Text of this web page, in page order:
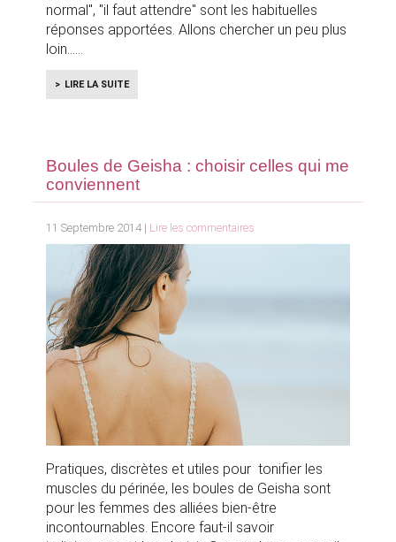
normal", "il faut attendre" sont les habituelles
réponses apportées. Allons chercher un peu plus
loin...
LIRE LA SUITE
Boules de Geisha : choisir celles qui me
conviennent
11 Septembre 2014 | Lire les commentaires
Pratiques, discrètes et utiles pour tonifier les
muscles du périnée, les boules de Geisha sont
pour les femmes des alliées bien-être
incontournables. Encore faut-il savoir